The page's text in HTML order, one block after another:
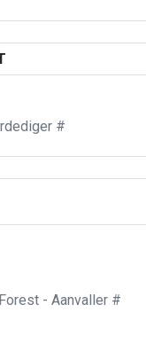
#
- Aanvaller #